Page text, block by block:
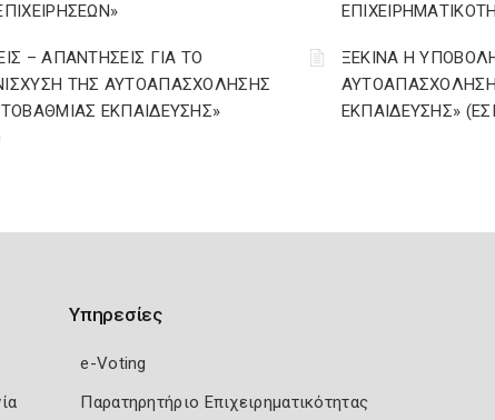
– ΑΠΑΝΤΗΣΕΙΣ ΓΙΑ ΤΟ
ΤΗΣ ΑΥΤΟΑΠΑΣΧΟΛΗΣΗΣ
ΕΚΠΑΙΔΕΥΣΗΣ»
ΞΕΚΙΝΑ Η
ΕΚΠΑΙΔΕΥΣΗΣ»
Υπηρεσίες
e-Voting
Παρατηρητήριο Επιχειρηματικότητας